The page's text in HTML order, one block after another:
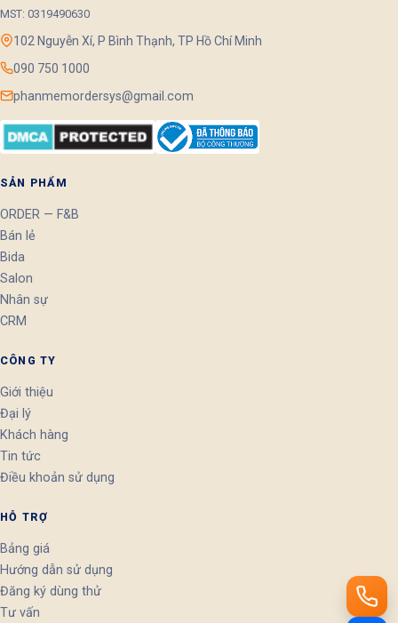
MST: 0319490630
102 Nguyễn Xí, P Bình Thạnh, TP Hồ Chí Minh
090 750 1000
phanmemordersys@gmail.com
SẢN PHẨM
ORDER — F&B
Bán lẻ
Bida
Salon
Nhân sự
CRM
CÔNG TY
Giới thiệu
Đại lý
Khách hàng
Tin tức
Điều khoản sử dụng
HỖ TRỢ
Bảng giá
Hướng dẫn sử dụng
Đăng ký dùng thử
Tư vấn